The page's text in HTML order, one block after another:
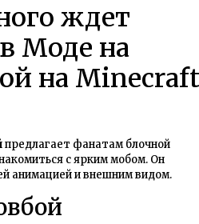
ждет
Моде на
на Minecraft
предлагает фанатам блочной
с ярким мобом. Он
анимацией и внешним видом.